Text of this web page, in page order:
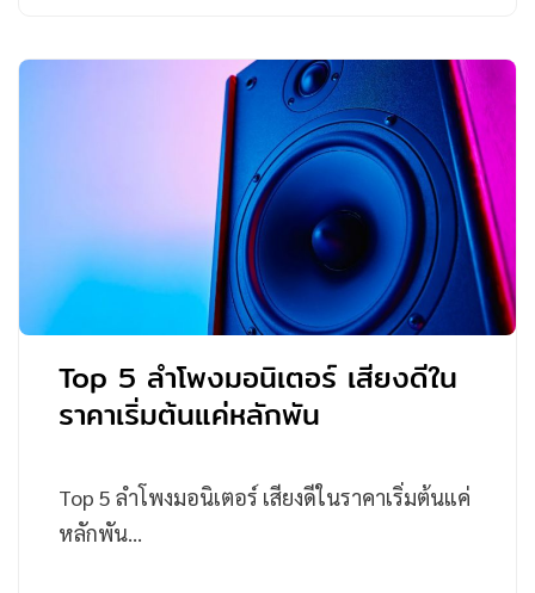
Top 5 ลำโพงมอนิเตอร์ เสียงดีใน
ราคาเริ่มต้นแค่หลักพัน
Top 5 ลำโพงมอนิเตอร์ เสียงดีในราคาเริ่มต้นแค่
หลักพัน…